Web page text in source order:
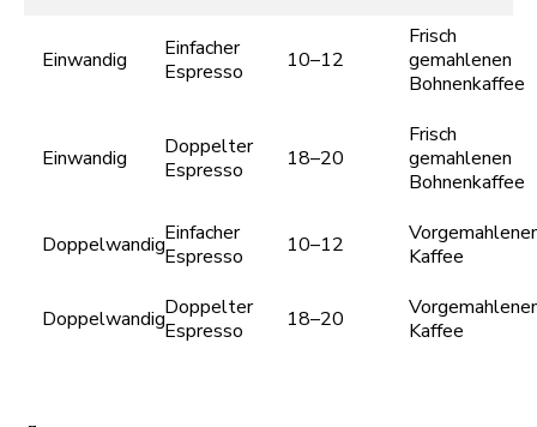
Einwandig
Einfacher
Espresso
10–12
Frisch
gemahlenen
Bohnenkaffee
Einwandig
Doppelter
Espresso
18–20
Frisch
gemahlenen
Bohnenkaffee
DoppelwandigEinfacher
Espresso
10–12
Kaffee
DoppelwandigDoppelter
Espresso
18–20
Kaffee